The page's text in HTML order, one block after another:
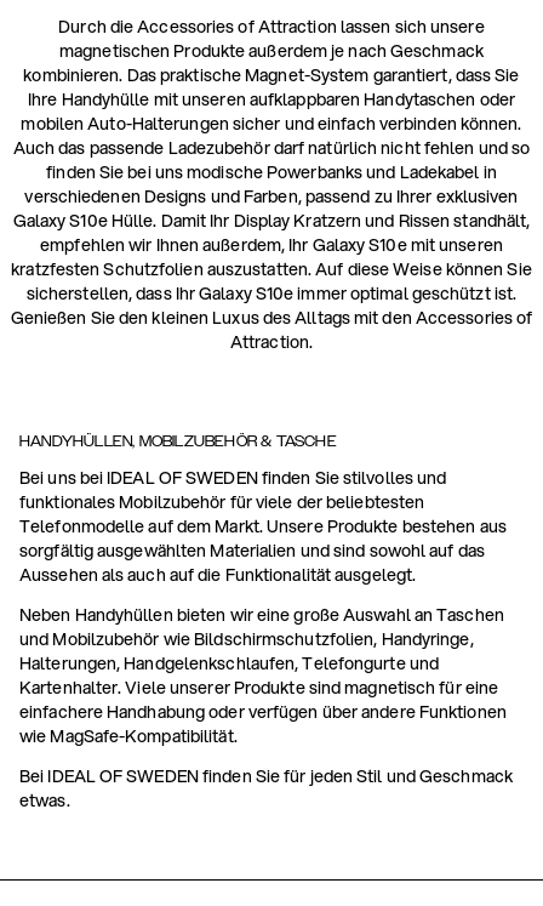
Durch die Accessories of Attraction lassen sich unsere
magnetischen Produkte außerdem je nach Geschmack
kombinieren. Das praktische Magnet-System garantiert, dass Sie
Ihre Handyhülle mit unseren aufklappbaren Handytaschen oder
mobilen Auto-Halterungen sicher und einfach verbinden können.
Auch das passende Ladezubehör darf natürlich nicht fehlen und so
finden Sie bei uns modische Powerbanks und Ladekabel in
verschiedenen Designs und Farben, passend zu Ihrer exklusiven
Galaxy S10e Hülle. Damit Ihr Display Kratzern und Rissen standhält,
empfehlen wir Ihnen außerdem, Ihr Galaxy S10e mit unseren
kratzfesten Schutzfolien auszustatten. Auf diese Weise können Sie
sicherstellen, dass Ihr Galaxy S10e immer optimal geschützt ist.
Genießen Sie den kleinen Luxus des Alltags mit den Accessories of
Attraction.
HANDYHÜLLEN, MOBILZUBEHÖR & TASCHE
Bei uns bei IDEAL OF SWEDEN finden Sie stilvolles und
funktionales Mobilzubehör für viele der beliebtesten
Telefonmodelle auf dem Markt. Unsere Produkte bestehen aus
sorgfältig ausgewählten Materialien und sind sowohl auf das
Aussehen als auch auf die Funktionalität ausgelegt.
Neben Handyhüllen bieten wir eine große Auswahl an Taschen
und Mobilzubehör wie Bildschirmschutzfolien, Handyringe,
Halterungen, Handgelenkschlaufen, Telefongurte und
Kartenhalter. Viele unserer Produkte sind magnetisch für eine
einfachere Handhabung oder verfügen über andere Funktionen
wie MagSafe-Kompatibilität.
Bei IDEAL OF SWEDEN finden Sie für jeden Stil und Geschmack
etwas.